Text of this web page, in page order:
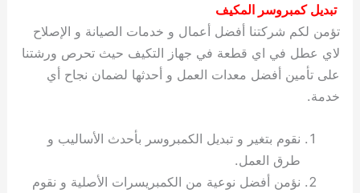
تبديل كمبروسر المكيف
تؤمن لكم شركتنا أفضل أعمال و خدمات الصيانة و الإصلاح
لاي عطل في اي قطعة في جهاز التكيف حيث تحرص ورشتنا
على تأمين أفضل معدات العمل و أحدثها لضمان نجاح أي
خدمة.
نقوم بتغير و تبديل الكمبروسر بأحدث الأساليب و
طرق العمل.
نؤمن أفضل نوعية من الكمبريسرات الأصلية و نقوم